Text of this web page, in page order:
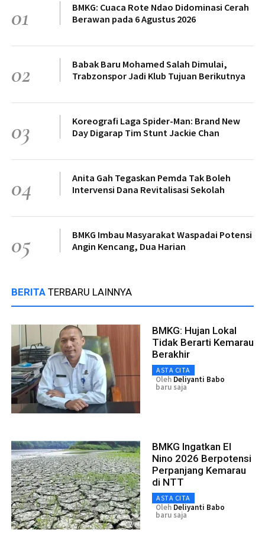
01
BMKG: Cuaca Rote Ndao Didominasi Cerah
Berawan pada 6 Agustus 2026
02
Babak Baru Mohamed Salah Dimulai,
Trabzonspor Jadi Klub Tujuan Berikutnya
03
Koreografi Laga Spider-Man: Brand New
Day Digarap Tim Stunt Jackie Chan
04
Anita Gah Tegaskan Pemda Tak Boleh
Intervensi Dana Revitalisasi Sekolah
05
BMKG Imbau Masyarakat Waspadai Potensi
Angin Kencang, Dua Harian
BERITA TERBARU LAINNYA
BMKG: Hujan Lokal
Tidak Berarti Kemarau
Berakhir
ASTA CITA
Oleh Deliyanti Babo
baru saja
BMKG Ingatkan El
Nino 2026 Berpotensi
Perpanjang Kemarau
di NTT
ASTA CITA
Oleh Deliyanti Babo
baru saja